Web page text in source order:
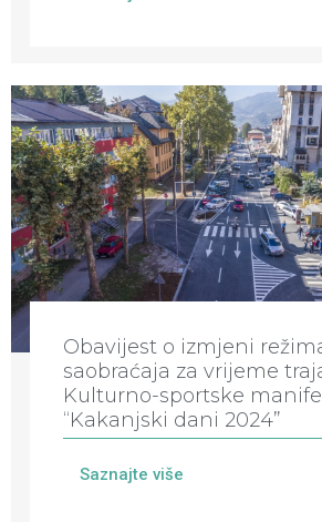
Obavijest o izmjeni
saobraćaja za vrijeme
Kulturno-sportske
“Kakanjski dani 2024”
Saznajte više